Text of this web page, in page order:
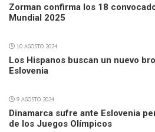
Zorman confirma los 18
Mundial 2025
10 AGOSTO 2024
Los Hispanos buscan un nuevo
Eslovenia
9 AGOSTO 2024
Dinamarca sufre ante Eslovenia
de los Juegos Olímpicos